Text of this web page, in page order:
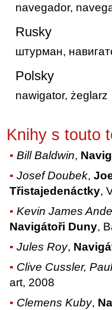
navegador,
Rusky
штурман,
Polsky
nawigator, żeglarz
Knihy s touto
Bill Baldwin,
Josef Doubek,
Třistajedenáctky,
Kevin James
Navigátoři Duny,
Jules Roy,
Clive Cussler,
art, 2008
Clemens Kuby,